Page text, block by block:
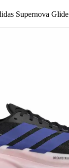
Supernova Glide